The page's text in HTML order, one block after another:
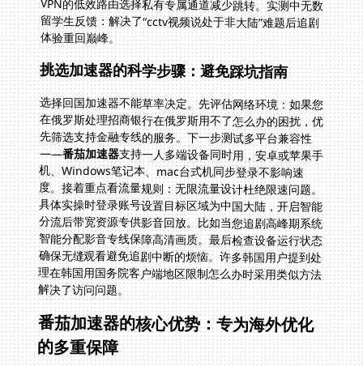
体验重回巅峰。
挑选加速器的科学步骤：避免踩坑指南
选择回国加速器不能草率决定。先评估网络环境：如果您
在俄罗斯处理招商银行在俄罗斯用不了怎么办的困扰，优
先筛选支持金融专线的服务。下一步测试多平台兼容性
——番茄加速器支持一人多端设备同时用，安卓或苹果手
机、Windows笔记本、mac台式机同步登录不影响速
度。接着重点看流量规则：无限流量设计杜绝限速问题。
具体实操时登录账号设置目标区域为中国大陆，开启智能
分流后带宽资源专供影音回放。比如当您追剧高峰期系统
智能分配影音专线保障高清画质。最后检查设备运行状态
确保无缝观看避免追剧中断的烦恼。许多韩国用户提到处
理在韩国用国务院客户端地区限制怎么办时采用类似方法
解决了访问问题。
番茄加速器的核心优势：专为海外优化
的多重保障